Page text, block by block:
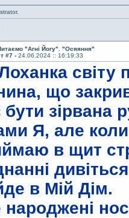
"Агні Йогу". "Осяяння"
#7 -24.06.2024 :: 16:19:33
світу
що
бути зірвана
Я, але
в щит
в Мій Дім.